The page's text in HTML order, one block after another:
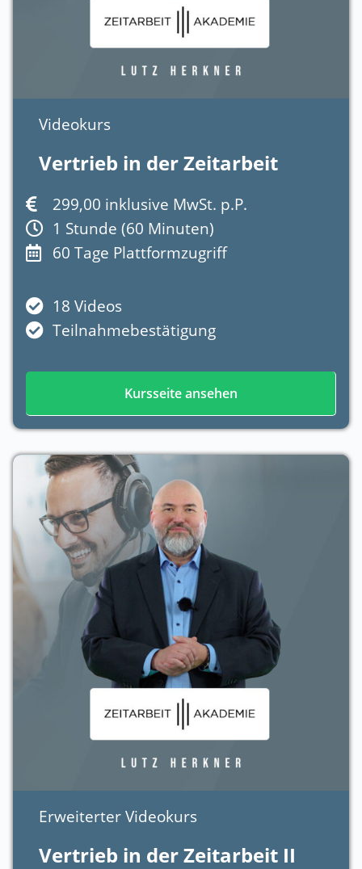
Videokurs
Vertrieb in der Zeitarbeit
299,00 inklusive MwSt. p.P.
1 Stunde (60 Minuten)
60 Tage Plattformzugriff
18 Videos
Teilnahmebestätigung
Kursseite ansehen
Erweiterter Videokurs
Vertrieb in der Zeitarbeit II